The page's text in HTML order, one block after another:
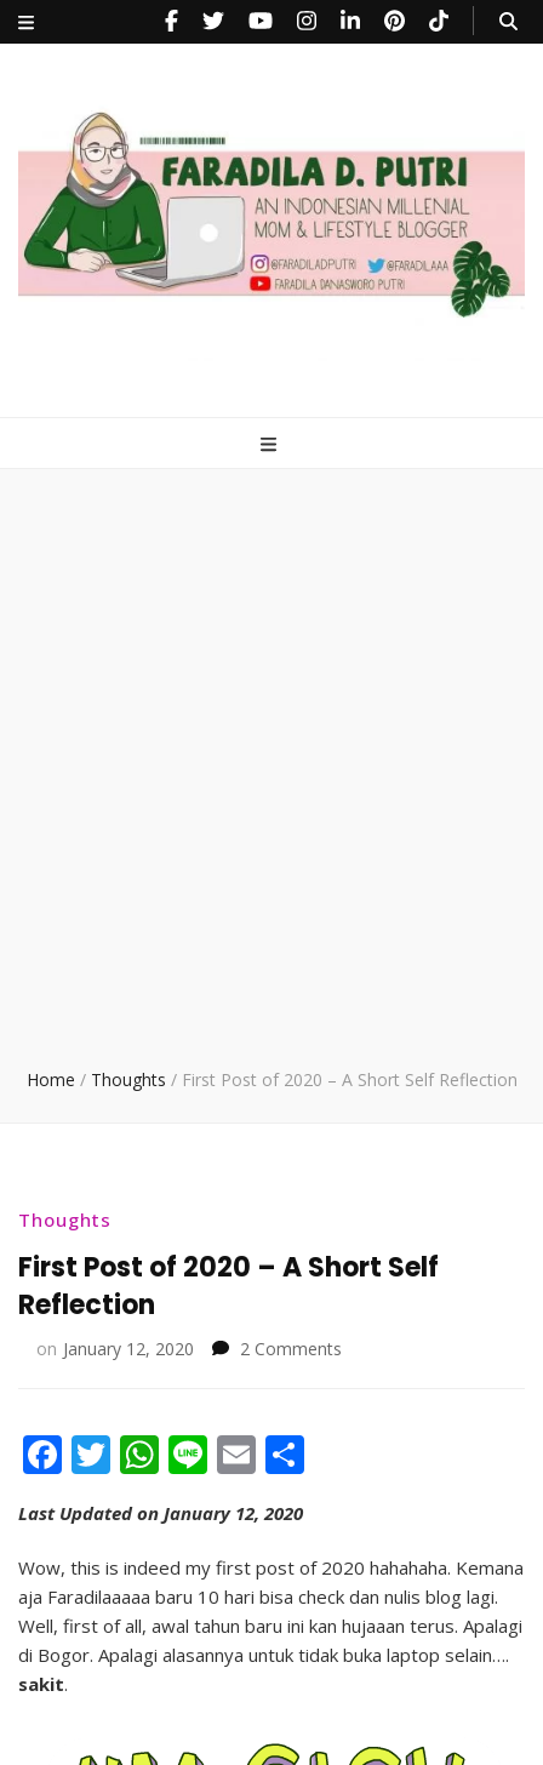
Home / Thoughts / First Post of 2020 – A Short Self Reflection
Thoughts
First Post of 2020 – A Short Self
Reflection
on January 12, 2020 2 Comments
Reflection
Facebook
Twitter
WhatsApp
LineEmail
Last Updated on January 12, 2020
Wow, this is indeed my first post of 2020 hahahaha. Kemana
aja Faradilaaaaa baru 10 hari bisa check dan nulis blog lagi.
Well, first of all, awal tahun baru ini kan hujaaan terus. Apalagi
di Bogor. Apalagi alasannya untuk tidak buka laptop selain….
sakit.